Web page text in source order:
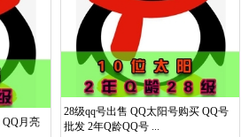
QQ月亮
28级qq号出售 QQ太阳号购买 QQ号
批发 2年Q龄QQ号 ...